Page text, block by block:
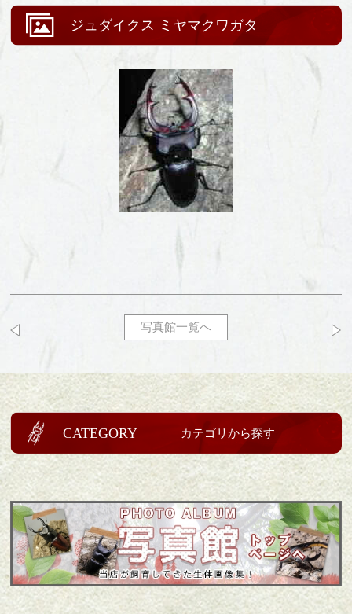
ジュダイクス ミヤマクワガタ
写真館一覧へ
CATEGORY カテゴリから探す